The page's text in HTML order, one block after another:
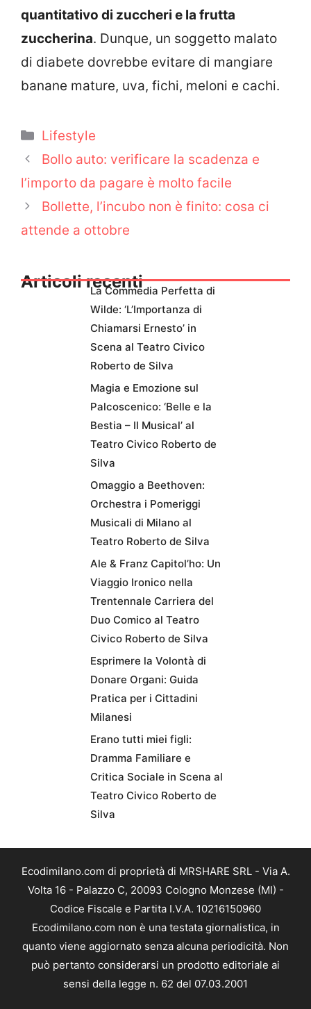
quantitativo di zuccheri e la frutta
zuccherina. Dunque, un soggetto malato
di diabete dovrebbe evitare di mangiare
banane mature, uva, fichi, meloni e cachi.
Categorie
Lifestyle
Bollo auto: verificare la scadenza e
l’importo da pagare è molto facile
Bollette, l’incubo non è finito: cosa ci
attende a ottobre
Articoli recentiLa Commedia Perfetta di
Wilde: ‘L’Importanza di
Chiamarsi Ernesto’ in
Scena al Teatro Civico
Roberto de Silva
Magia e Emozione sul
Palcoscenico: ‘Belle e la
Bestia – Il Musical’ al
Teatro Civico Roberto de
Silva
Omaggio a Beethoven:
Orchestra i Pomeriggi
Musicali di Milano al
Teatro Roberto de Silva
Ale & Franz Capitol’ho: Un
Viaggio Ironico nella
Trentennale Carriera del
Duo Comico al Teatro
Civico Roberto de Silva
Esprimere la Volontà di
Donare Organi: Guida
Pratica per i Cittadini
Milanesi
Erano tutti miei figli:
Dramma Familiare e
Critica Sociale in Scena al
Teatro Civico Roberto de
Silva
Ecodimilano.com di proprietà di MRSHARE SRL - Via A.
Volta 16 - Palazzo C, 20093 Cologno Monzese (MI) -
Codice Fiscale e Partita I.V.A. 10216150960
Ecodimilano.com non è una testata giornalistica, in
quanto viene aggiornato senza alcuna periodicità. Non
può pertanto considerarsi un prodotto editoriale ai
sensi della legge n. 62 del 07.03.2001